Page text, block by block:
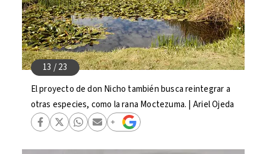
El proyecto de don Nicho también busca reintegrar a
otras especies, como la rana Moctezuma. | Ariel Ojeda